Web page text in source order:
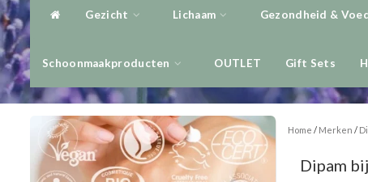
Gezicht Lichaam Gezondheid &
Schoonmaakproducten OUTLET Gift Sets
Home / Merken /
Dipam